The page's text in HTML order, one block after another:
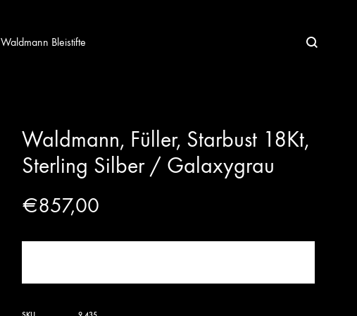
Waldmann Bleistifte
Waldmann, Füller, Starbust 18Kt,
Sterling Silber / Galaxygrau
€857,00